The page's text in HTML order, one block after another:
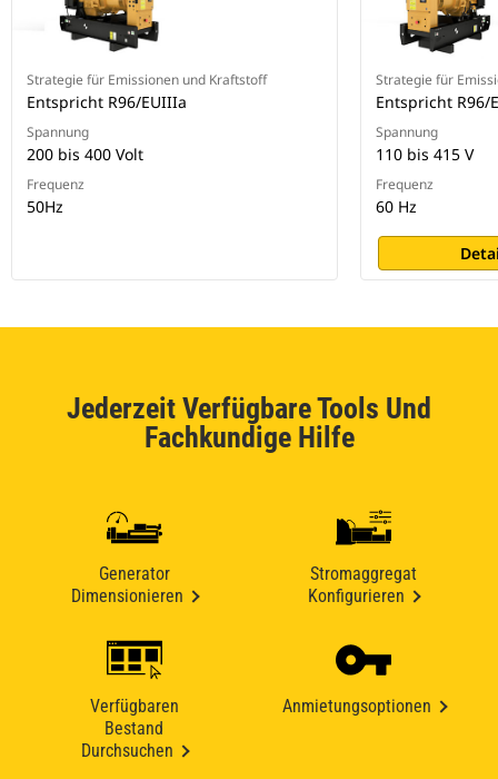
Strategie für Emissionen und Kraftstoff
Entspricht R96/EUIIIa
Spannung
200 bis 400 Volt
Frequenz
50Hz
Strategie für
Entspricht R96/
Spannung
110 bis 415 V
Frequenz
60 Hz
Jederzeit Verfügbare Tools Und
Fachkundige Hilfe
Generator
Dimensionieren
Stromaggregat
Konfigurieren
Verfügbaren
Bestand
Durchsuchen
Anmietungsoptionen